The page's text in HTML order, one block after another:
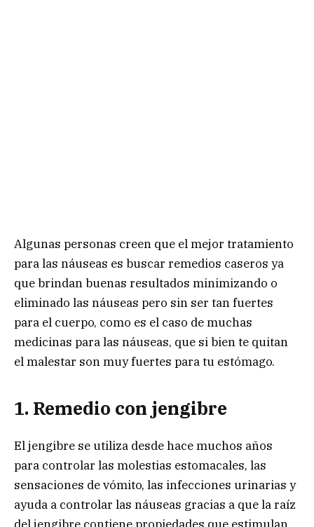
Algunas personas creen que el mejor tratamiento
para las náuseas es buscar remedios caseros ya
que brindan buenas resultados minimizando o
eliminado las náuseas pero sin ser tan fuertes
para el cuerpo, como es el caso de muchas
medicinas para las náuseas, que si bien te quitan
el malestar son muy fuertes para tu estómago.
1. Remedio con jengibre
El jengibre se utiliza desde hace muchos años
para controlar las molestias estomacales, las
sensaciones de vómito, las infecciones urinarias y
ayuda a controlar las náuseas gracias a que la raíz
del jengibre contiene propiedades que estimulan